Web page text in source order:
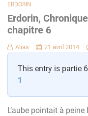
ERDORIN
Erdorin,
chapitre 6
Alias 21 avril 2014
This entry is partie
1
L’aube pointait à